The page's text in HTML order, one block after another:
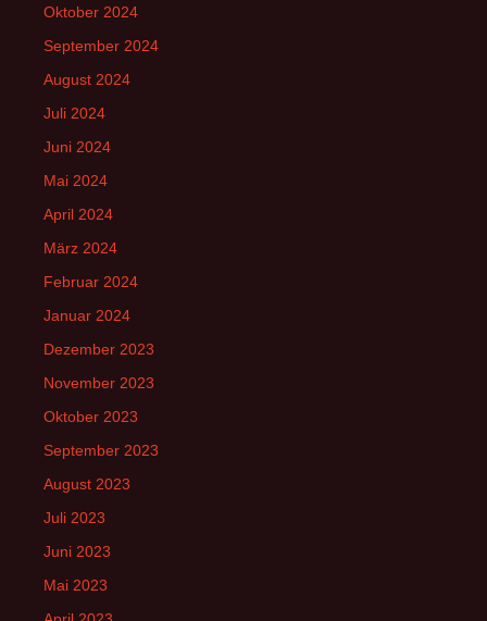
Oktober 2024
September 2024
August 2024
Juli 2024
Juni 2024
Mai 2024
April 2024
März 2024
Februar 2024
Januar 2024
Dezember 2023
November 2023
Oktober 2023
September 2023
August 2023
Juli 2023
Juni 2023
Mai 2023